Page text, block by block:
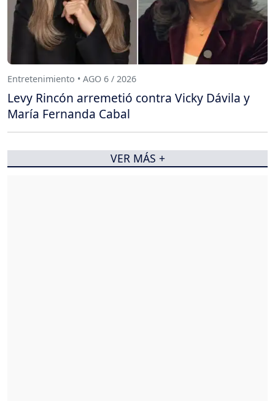
Entretenimiento • AGO 6 / 2026
Levy Rincón arremetió contra Vicky Dávila y
María Fernanda Cabal
VER MÁS +